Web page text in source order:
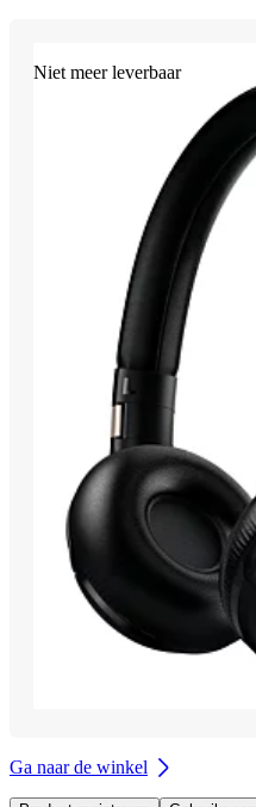
Niet meer leverbaar
Ga naar de winkel